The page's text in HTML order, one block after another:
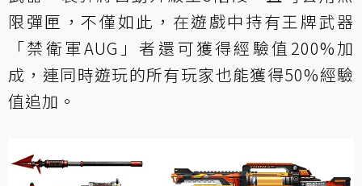
限彈匣，不僅如此，在遊戲中持有王牌武器
「禁衛軍AUG」者還可獲得經驗值200%加
成，連同時遊玩的所有玩家也能獲得50%經驗
值追加。